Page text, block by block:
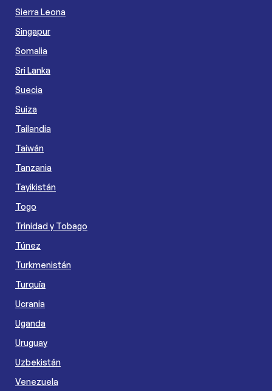
Sierra Leona
Singapur
Somalia
Sri Lanka
Suecia
Suiza
Tailandia
Taiwán
Tanzania
Tayikistán
Togo
Trinidad y Tobago
Túnez
Turkmenistán
Turquía
Ucrania
Uganda
Uruguay
Uzbekistán
Venezuela